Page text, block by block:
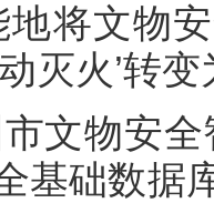
地将文物
灭火’转变
文物安
基础数据